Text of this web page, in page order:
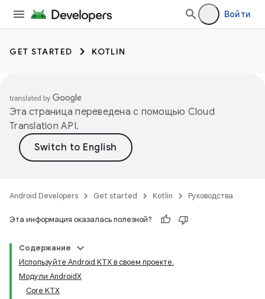
Войти
GET STARTED KOTLIN
Эта страница переведена с помощью Cloud
Translation API.
Android Developers Get started Kotlin Руководства
Эта информация оказалась полезной?
Содержание
Используйте Android KTX в своем проекте.
Модули AndroidX
Core KTX